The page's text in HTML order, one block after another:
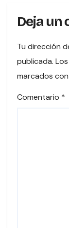
Deja un
Tu dirección
publicada.
marcados con
Comentario *